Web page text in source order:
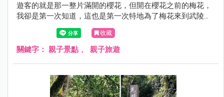
遊客的就是那一整片滿開的櫻花，但開在櫻花之前的梅花，
我卻是第一次知道，這也是第一次特地為了梅花來到武陵農
場，原來，梅花真的好香，空氣中那股自然的梅花飄香，聞
起來真的好舒服！
收藏
關鍵字： 親子景點 、 親子旅遊